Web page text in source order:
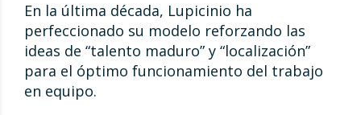
En la última década, Lupicinio ha
perfeccionado su modelo reforzando las
ideas de “talento maduro” y “localización”
para el óptimo funcionamiento del trabajo
en equipo.